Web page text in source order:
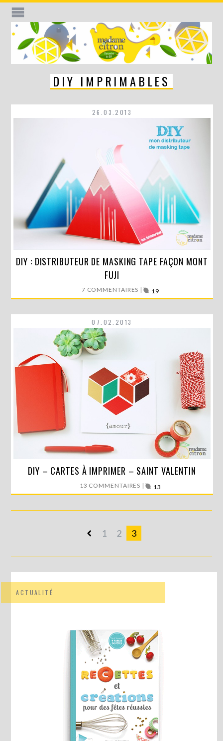
DIY IMPRIMABLES
26.03.2013
Tu commences à l’avoir remarqué, je l’avoue… Je suis
une…
LIRE LA SUITE
DIY : DISTRIBUTEUR DE MASKING TAPE FAÇON MONT
FUJI
7 COMMENTAIRES | 19
07.02.2013
Dans une semaine, c’est la Saint Valentin ! Non, non,…
LIRE LA SUITE
DIY – CARTES À IMPRIMER – SAINT VALENTIN
13 COMMENTAIRES | 13
1 2 3
ACTUALITÉ